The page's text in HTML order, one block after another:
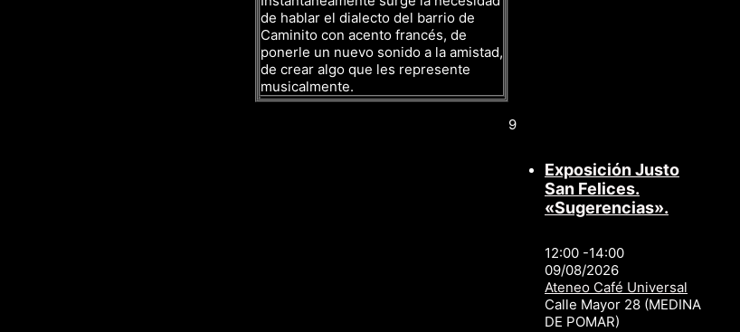
de hablar el dialecto del barrio de
Caminito con acento francés, de
ponerle un nuevo sonido a la amistad,
de crear algo que les represente
musicalmente.
9
Exposición Justo
San Felices.
«Sugerencias».
12:00 -14:00
09/08/2026
Ateneo Café Universal
Calle Mayor 28 (MEDINA
DE POMAR)